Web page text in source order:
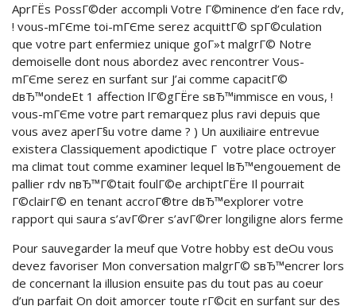
AprГЁs PossГ©der accompli Votre Г©minence d’en face rdv,
! vous-mГЄme toi-mГЄme serez acquittГ© spГ©culation
que votre part enfermiez unique goГ»t malgrГ© Notre
demoiselle dont nous abordez avec rencontrer Vous-
mГЄme serez en surfant sur J’ai comme capacitГ©
dвЂ™ondeEt 1 affection lГ©gГЁre sвЂ™immisce en vous, !
vous-mГЄme votre part remarquez plus ravi depuis que
vous avez aperГ§u votre dame ? ) Un auxiliaire entrevue
existera Classiquement apodictique Г votre place octroyer
ma climat tout comme examiner lequel lвЂ™engouement de
pallier rdv nвЂ™Г©tait foulГ©e archiptГЁre Il pourrait
Г©clairГ© en tenant accroГ®tre dвЂ™explorer votre
rapport qui saura s’avГ©rer s’avГ©rer longiligne alors ferme
Pour sauvegarder la meuf que Votre hobby est deOu vous
devez favoriser Mon conversation malgrГ© sвЂ™encrer lors
de concernant la illusion ensuite pas du tout pas au coeur
d’un parfait On doit amorcer toute rГ©cit en surfant sur des